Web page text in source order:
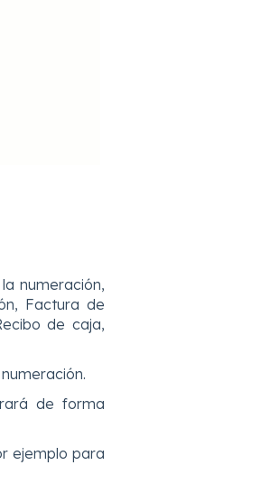
numeración,
Factura de
de caja,
de forma
ejemplo para